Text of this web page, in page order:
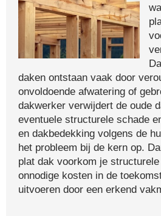
daken ontstaan vaak door
onvoldoende afwatering of
dakwerker verwijdert de oude
eventuele structurele schade
en dakbedekking volgens de
het probleem bij de kern op.
plat dak voorkom je
onnodige kosten in de
uitvoeren door een erkend